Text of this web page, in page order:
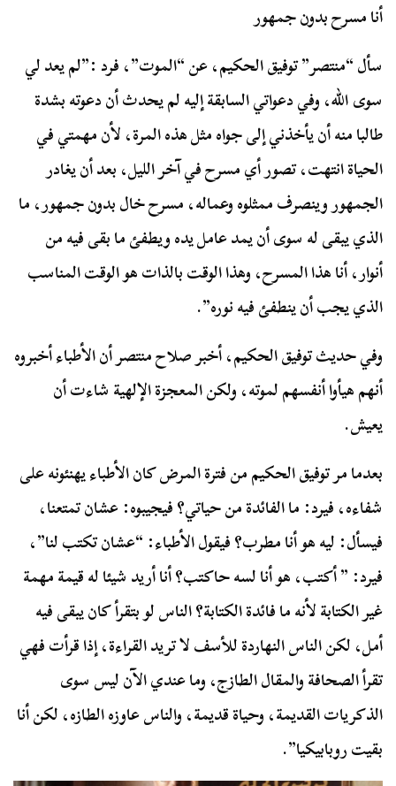
أنا مسرح بدون جمهور
سأل “منتصر” توفيق الحكيم، عن “الموت”، فرد :”لم يعد لي
سوى الله، وفي دعواتي السابقة إليه لم يحدث أن دعوته بشدة
طالبا منه أن يأخذني إلى جواه مثل هذه المرة، لأن مهمتي في
الحياة انتهت، تصور أي مسرح في آخر الليل، بعد أن يغادر
الجمهور وينصرف ممثلوه وعماله، مسرح خال بدون جمهور، ما
الذي يبقى له سوى أن يمد عامل يده ويطفئ ما بقى فيه من
أنوار، أنا هذا المسرح، وهذا الوقت بالذات هو الوقت المناسب
الذي يجب أن ينطفئ فيه نوره”.
وفي حديث توفيق الحكيم، أخبر صلاح منتصر أن الأطباء أخبروه
أنهم هيأوا أنفسهم لموته، ولكن المعجزة الإلهية شاءت أن
يعيش.
بعدما مر توفيق الحكيم من فترة المرض كان الأطباء يهنئونه على
شفاءه، فيرد: ما الفائدة من حياتي؟ فيجيبوه: عشان تمتعنا،
فيسأل: ليه هو أنا مطرب؟ فيقول الأطباء: “عشان تكتب لنا”،
فيرد: ” أكتب، هو أنا لسه حاكتب؟ أنا أريد شيئا له قيمة مهمة
غير الكتابة لأنه ما فائدة الكتابة؟ الناس لو بتقرأ كان يبقى فيه
أمل، لكن الناس النهاردة للأسف لا تريد القراءة، إذا قرأت فهي
تقرأ الصحافة والمقال الطازج، وما عندي الآن ليس سوى
الذكريات القديمة، وحياة قديمة، والناس عاوزه الطازه، لكن أنا
بقيت روبابيكيا”.